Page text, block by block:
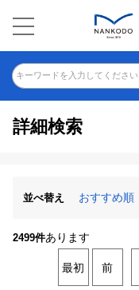
キーワードを入力してください
詳細検索
並べ替え おすすめ順
2499件あります
最初 前